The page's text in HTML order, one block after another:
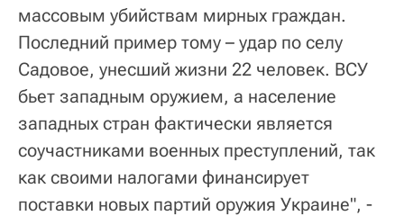
массовым убийствам мирных граждан.
Последний пример тому – удар по селу
Садовое, унесший жизни 22 человек. ВСУ
бьет западным оружием, а население
западных стран фактически является
соучастниками военных преступлений, так
как своими налогами финансирует
поставки новых партий оружия Украине", -